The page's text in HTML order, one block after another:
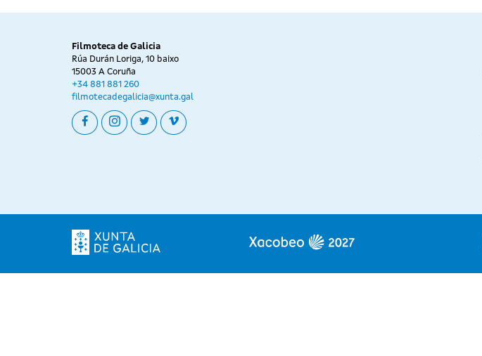
Filmoteca de Galicia
Rúa Durán Loriga, 10 baixo
15003 A Coruña
+34 881 881 260
filmotecadegalicia@xunta.gal
facebookinstagram
twittervimeo